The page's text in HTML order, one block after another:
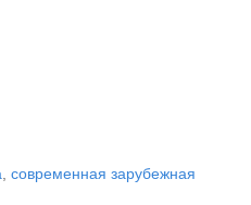
современная зарубежная